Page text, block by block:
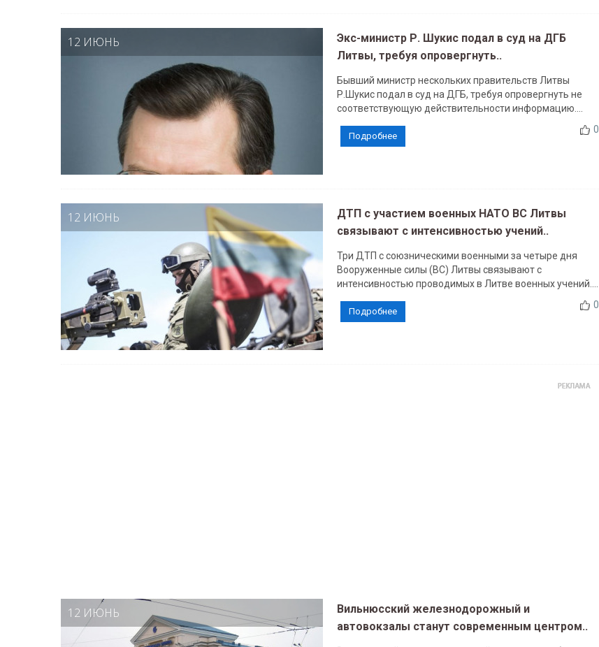
12 ИЮНЬ
Экс-министр Р. Шукис подал в суд на ДГБ
Литвы, требуя опровергнуть..
Бывший министр нескольких правительств Литвы
Р.Шукис подал в суд на ДГБ, требуя опровергнуть не
соответствующую действительности информацию....
0
Подробнее
12 ИЮНЬ
ДТП с участием военных НАТО ВС Литвы
связывают с интенсивностью учений..
Три ДТП с союзническими военными за четыре дня
Вооруженные силы (ВС) Литвы связывают с
интенсивностью проводимых в Литве военных учений....
0
Подробнее
12 ИЮНЬ
Вильнюсский железнодорожный и
автовокзалы станут современным центром..